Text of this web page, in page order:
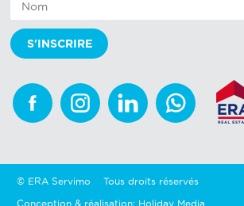
© ERA Servimo Tous droits réservés
Conception & réalisation: Holiday Media